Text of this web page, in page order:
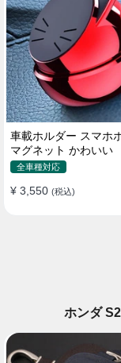
車載ホルダー スマホ
マグネット かわいい
種 片手操作
全車種対応
¥ 3,550 (税込)
ホンダ